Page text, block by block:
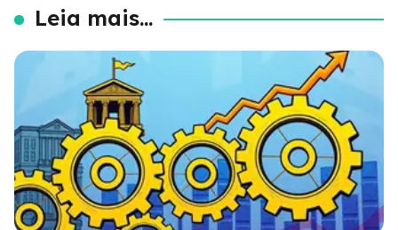
Leia mais...